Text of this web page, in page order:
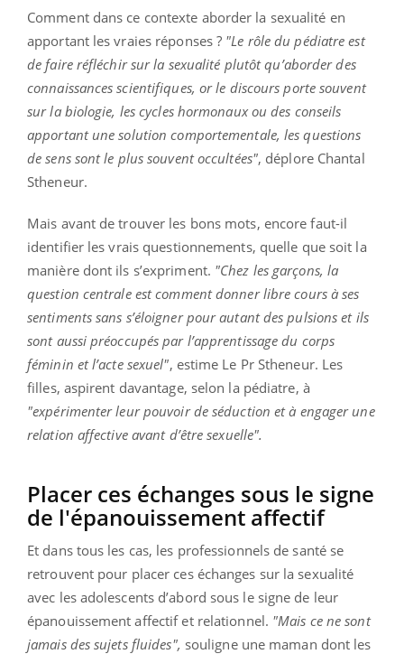
Comment dans ce contexte aborder la sexualité en
apportant les vraies réponses ? "Le rôle du pédiatre est
de faire réfléchir sur la sexualité plutôt qu’aborder des
connaissances scientifiques, or le discours porte souvent
sur la biologie, les cycles hormonaux ou des conseils
apportant une solution comportementale, les questions
de sens sont le plus souvent occultées", déplore Chantal
Stheneur.
Mais avant de trouver les bons mots, encore faut-il
identifier les vrais questionnements, quelle que soit la
manière dont ils s’expriment. "Chez les garçons, la
question centrale est comment donner libre cours à ses
sentiments sans s’éloigner pour autant des pulsions et ils
sont aussi préoccupés par l’apprentissage du corps
féminin et l’acte sexuel", estime Le Pr Stheneur. Les
filles, aspirent davantage, selon la pédiatre, à
"expérimenter leur pouvoir de séduction et à engager une
relation affective avant d’être sexuelle".
Placer ces échanges sous le signe
de l'épanouissement affectif
Et dans tous les cas, les professionnels de santé se
retrouvent pour placer ces échanges sur la sexualité
avec les adolescents d’abord sous le signe de leur
épanouissement affectif et relationnel. "Mais ce ne sont
jamais des sujets fluides", souligne une maman dont les